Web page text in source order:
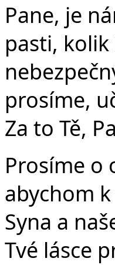
Pane, je
pasti,
prosíme,
Za to Tě,
Prosíme o
abychom
Syna a
Tvé lásce